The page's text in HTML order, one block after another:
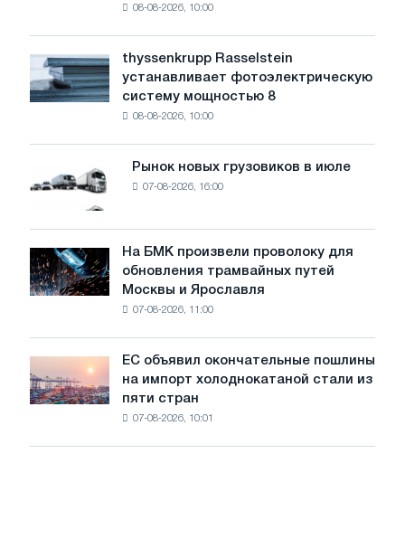
предупреждает:
воды
угрожает
безопасности
08-08-2026, 10:00
thyssenkrupp
Rasselstein
устанавливает
фотоэлектрическую
достижения
целей
обезуглероживания
thyssenkrupp Rasselstein
устанавливает фотоэлектрическую
систему мощностью 8
08-08-2026, 10:00
Рынок
новых
грузовиков
в
июле
Рынок новых грузовиков в июле
07-08-2026, 16:00
На
БМК
произвели
трамвайных
путей
Москвы
Ярославля
На БМК произвели проволоку для
обновления трамвайных путей
Москвы и Ярославля
07-08-2026, 11:00
объявил
окончательные
ЕС объявил окончательные пошлины
на импорт холоднокатаной стали из
пяти стран
07-08-2026, 10:01